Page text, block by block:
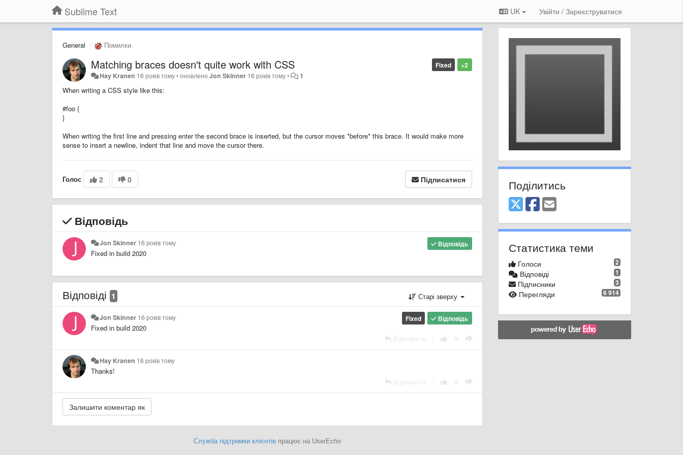
Sublime Text UK Увійти / Зареєструватися
General Помилки
+2
Fixed
Matching braces doesn't quite work with CSS
Hay Kranen 16 років тому•оновленоJon Skinner 16 років тому• 1
When writing a CSS style like this:
#foo {
}
When writing the first line and pressing enter the second brace is inserted, but the cursor moves *before* this brace. It would make more
sense to insert a newline, indent that line and move the cursor there.
Голос 2 0 Підписатися
Відповідь
Відповідь
Jon Skinner 16 років тому
Fixed in build 2020
Відповіді 1 Старі зверху
Відповідь
Fixed
Jon Skinner 16 років тому
Fixed in build 2020
Відповісти
Hay Kranen 16 років тому
Thanks!
Відповісти
Служба підтримки клієнтівпрацює на UserEcho
Поділитись
Статистика теми
2
Голоси
1
Відповіді
3
Підписники
6 914
Перегляди